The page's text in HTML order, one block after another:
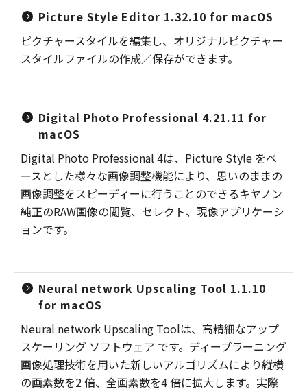
Picture Style Editor 1.32.10 for macOS
ピクチャースタイルを編集し、オリジナルピクチャー
スタイルファイルの作成／保存ができます。
Digital Photo Professional 4.21.11 for
macOS
Digital Photo Professional 4は、Picture Style をベ
ースとした様々な画像調整機能により、思いのままの
画像調整をスピーディーに行うことのできるキヤノン
純正のRAW画像の閲覧、セレクト、現像アプリケーシ
ョンです。
Neural network Upscaling Tool 1.1.10
for macOS
Neural network Upscaling Toolは、高精細なアップ
スケーリング ソフトウェア です。ディープラーニング
画像処理技術を用いた新しいアルゴリズムにより縦横
の画素数を2 倍、全画素数を4 倍に拡大します。実際